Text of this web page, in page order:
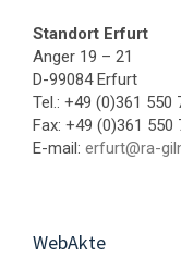
Standort Erfurt
Anger 19 – 21
D-99084 Erfurt
Tel.: +49 (0)361 550
Fax: +49 (0)361 550
E-mail: erfurt@ra-
WebAkte